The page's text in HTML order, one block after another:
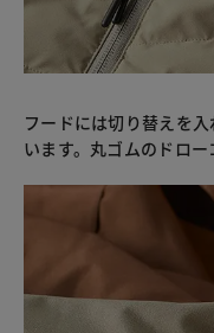
フードには切り替えを
います。丸ゴムのドロー